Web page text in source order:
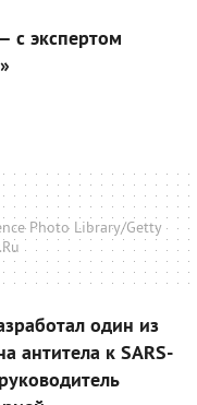
с экспертом
Photo Library/Getty
один из
антитела к SARS-